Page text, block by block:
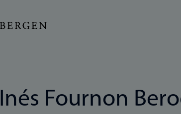
Inés Fournon